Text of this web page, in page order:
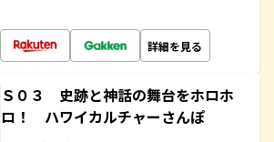
詳細を見る
Ｓ０３ 史跡と神話の舞台をホロホ
ロ！ ハワイカルチャーさんぽ